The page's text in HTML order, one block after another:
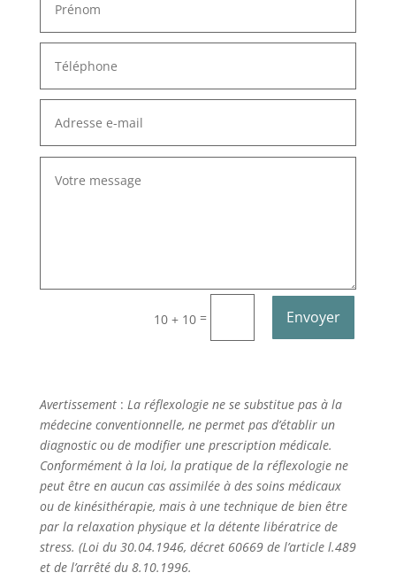
10 + 10 = Envoyer
Avertissement: La réflexologie ne se substitue pas à la
médecine conventionnelle, ne permet pas d’établir un
diagnostic ou de modifier une prescription médicale.
Conformément à la loi, la pratique de la réflexologie ne
peut être en aucun cas assimilée à des soins médicaux
ou de kinésithérapie, mais à une technique de bien être
par la relaxation physique et la détente libératrice de
stress. (Loi du 30.04.1946, décret 60669 de l’article l.489
et de l’arrêté du 8.10.1996.